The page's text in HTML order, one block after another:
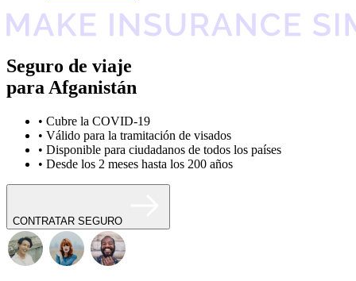
Seguro de viaje
para Afganistán
• Cubre la COVID-19
• Válido para la tramitación de visados
• Disponible para ciudadanos de todos los países
• Desde los 2 meses hasta los 200 años
CONTRATAR SEGURO